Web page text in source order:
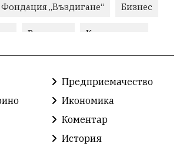
Фондация „Въздигане“ Бизнес
Развитие Криминално
Празници Розариумът
– Ветрино Вълчи дол
Предприемачество
Икономика
Коментар
История